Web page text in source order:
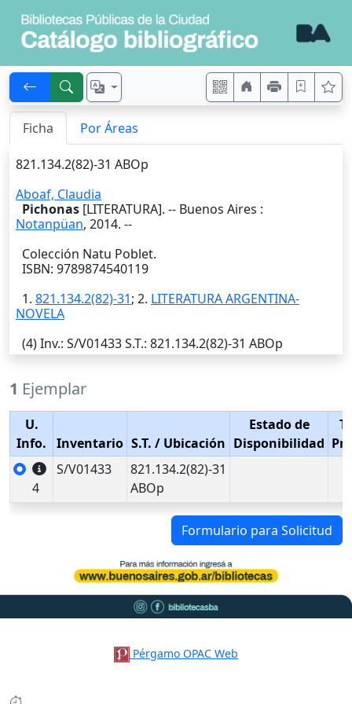
Ficha Por Áreas
821.134.2(82)-31 ABOp
Aboaf, Claudia
Pichonas [LITERATURA]. -- Buenos Aires :
Notanpüan, 2014. --
Colección Natu Poblet.
ISBN: 9789874540119
1. 821.134.2(82)-31; 2. LITERATURA ARGENTINA-
NOVELA
(4)Inv.: S/V01433S.T.: 821.134.2(82)-31 ABOp
1 Ejemplar
U.
Info.
Inventario S.T. / Ubicación
Estado de
Disponibilidad
4
S/V01433
821.134.2(82)-31
ABOp
Formulario para Solicitud
Pérgamo OPAC Web